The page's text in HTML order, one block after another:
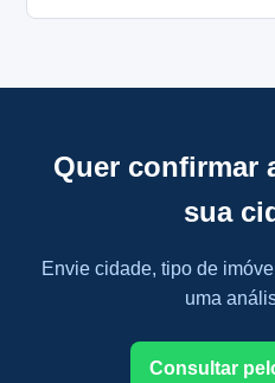
Quer confirmar
sua
Envie cidade, tipo de
uma
Consultar